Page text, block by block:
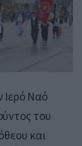
Ιερό Ναό
του
και